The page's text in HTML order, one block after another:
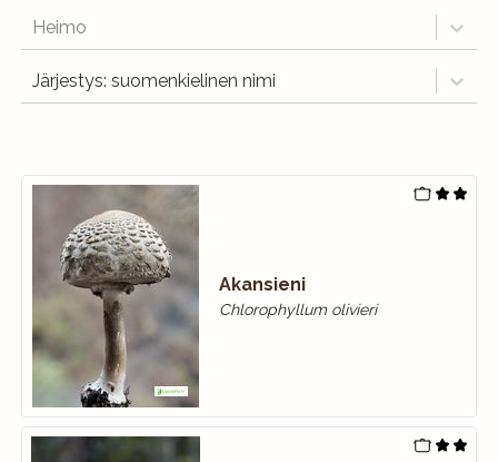
Heimo
Järjestys: suomenkielinen nimi
Akansieni
Chlorophyllum olivieri